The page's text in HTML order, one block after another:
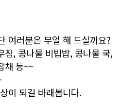
여러분은 무얼 해 드실까요?
침, 콩나물 비빕밥, 콩나물 국,
채 등~~
이 되길 바래봅니다.